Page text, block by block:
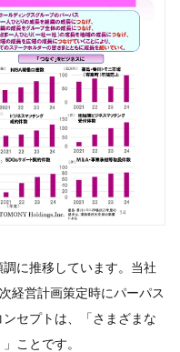
に推移しています。当社
経営計画策定時にパーパス
セプトは、「さまざまな
ことです。